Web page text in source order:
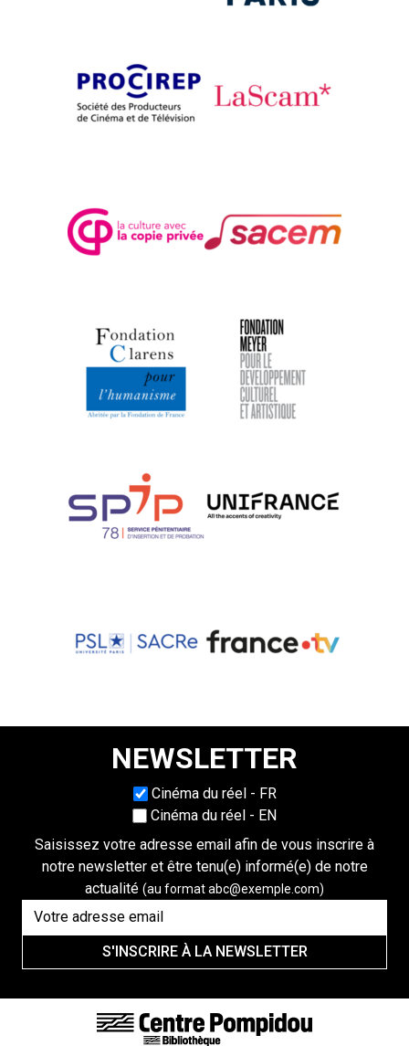
NEWSLETTER
Choisissez une langueCinéma du réel - FR
Cinéma du réel - EN
Saisissez votre adresse email afin de vous inscrire à
notre newsletter et être tenu(e) informé(e) de notre
actualité (au format abc@exemple.com)
S'INSCRIRE À LA NEWSLETTER
FOOTER LINKS